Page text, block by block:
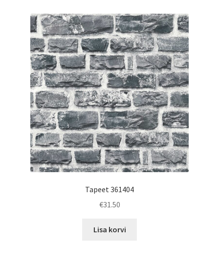
Tapeet 361404
€31.50
Lisa korvi